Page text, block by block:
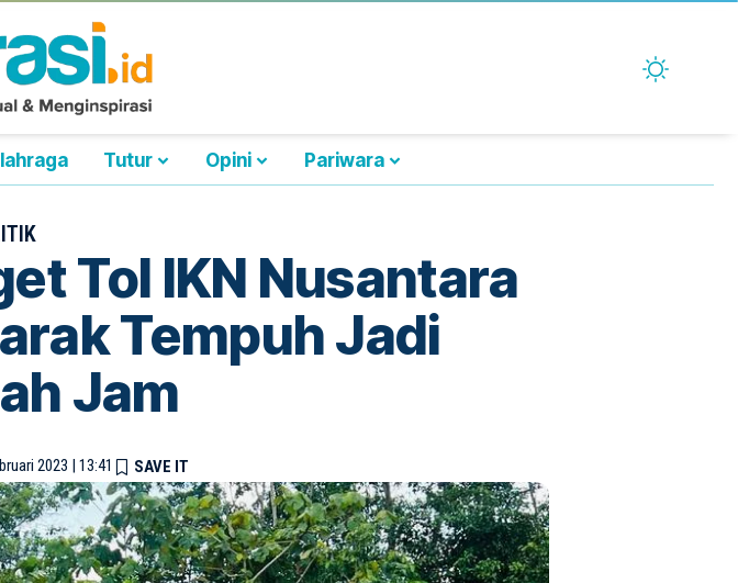
Tutur Opini Pariwara
Tol IKN Nusantara
Tempuh Jadi
Jam
2023 | 13:41